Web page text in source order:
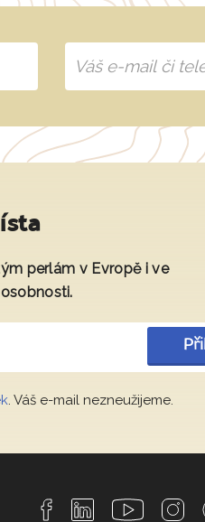
perlám v Evropě i ve
. Váš e-mail nezneužijeme.